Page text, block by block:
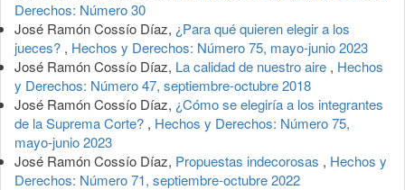
Derechos: Número 30
José Ramón Cossío Díaz, ¿Para qué quieren elegir a los
jueces? , Hechos y Derechos: Número 75, mayo-junio 2023
José Ramón Cossío Díaz, La calidad de nuestro aire , Hechos
y Derechos: Número 47, septiembre-octubre 2018
José Ramón Cossío Díaz, ¿Cómo se elegiría a los integrantes
de la Suprema Corte? , Hechos y Derechos: Número 75,
mayo-junio 2023
José Ramón Cossío Díaz, Propuestas indecorosas , Hechos y
Derechos: Número 71, septiembre-octubre 2022